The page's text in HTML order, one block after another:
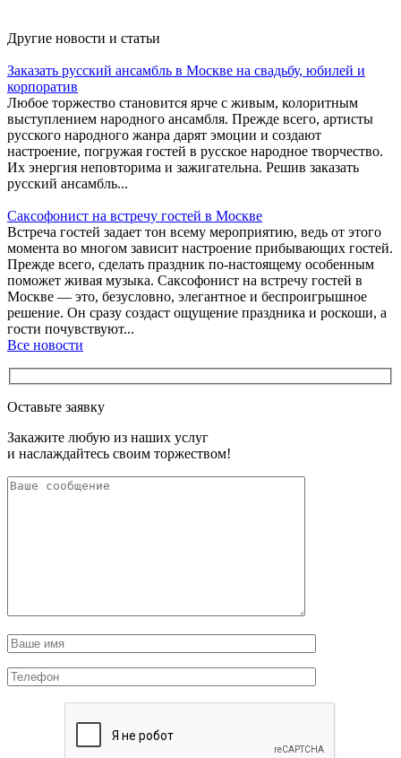
Другие новости и статьи
Заказать русский ансамбль в Москве на свадьбу, юбилей и
корпоратив
Любое торжество становится ярче с живым, колоритным
выступлением народного ансамбля. Прежде всего, артисты
русского народного жанра дарят эмоции и создают
настроение, погружая гостей в русское народное творчество.
Их энергия неповторима и зажигательна. Решив заказать
русский ансамбль...
Саксофонист на встречу гостей в Москве
Встреча гостей задает тон всему мероприятию, ведь от этого
момента во многом зависит настроение прибывающих гостей.
Прежде всего, сделать праздник по-настоящему особенным
поможет живая музыка. Саксофонист на встречу гостей в
Москве — это, безусловно, элегантное и беспроигрышное
решение. Он сразу создаст ощущение праздника и роскоши, а
гости почувствуют...
Все новости
Оставьте заявку
Закажите любую из наших услуг
и наслаждайтесь своим торжеством!